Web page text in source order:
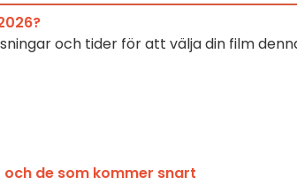
och tider för att välja din film
de som kommer snart